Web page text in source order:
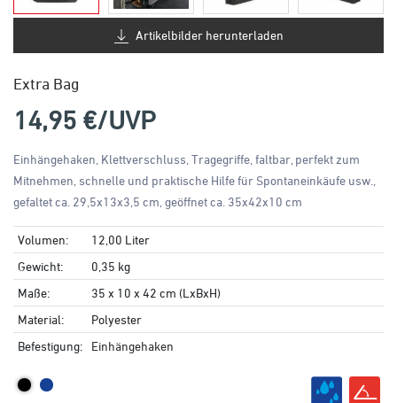
Artikelbilder herunterladen
Extra Bag
14,95 €/UVP
Einhängehaken, Klettverschluss, Tragegriffe, faltbar, perfekt zum
Mitnehmen, schnelle und praktische Hilfe für Spontaneinkäufe usw.,
gefaltet ca. 29,5x13x3,5 cm, geöffnet ca. 35x42x10 cm
Volumen:
12,00 Liter
Gewicht:
0,35 kg
Maße:
35 x 10 x 42 cm (LxBxH)
Material:
Polyester
Befestigung:
Einhängehaken